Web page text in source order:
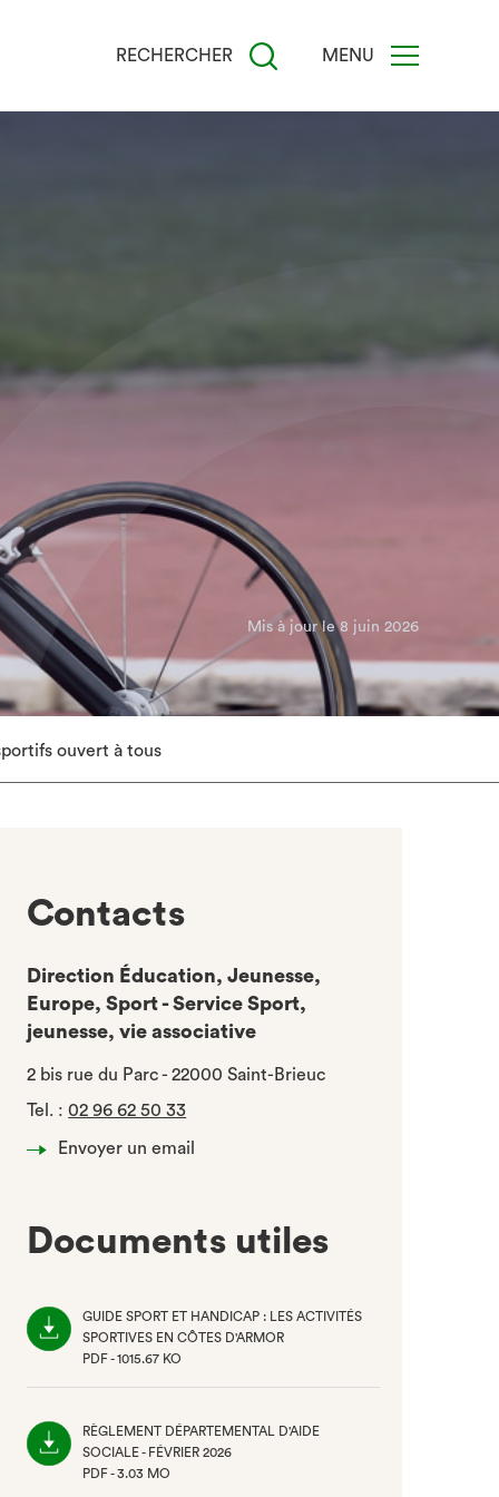
RECHERCHER MENU
Mis à jour le 8 juin 2026
ouvert à tous
Contacts
Direction Éducation, Jeunesse,
Europe, Sport - Service Sport,
jeunesse, vie associative
2 bis rue du Parc - 22000 Saint-Brieuc
Tel. :02 96 62 50 33
Envoyer un email
Documents utiles
GUIDE SPORT ET HANDICAP : LES ACTIVITÉS
SPORTIVES EN CÔTES D'ARMOR
PDF - 1015.67 KO
RÈGLEMENT DÉPARTEMENTAL D'AIDE
SOCIALE - FÉVRIER 2026
PDF - 3.03 MO